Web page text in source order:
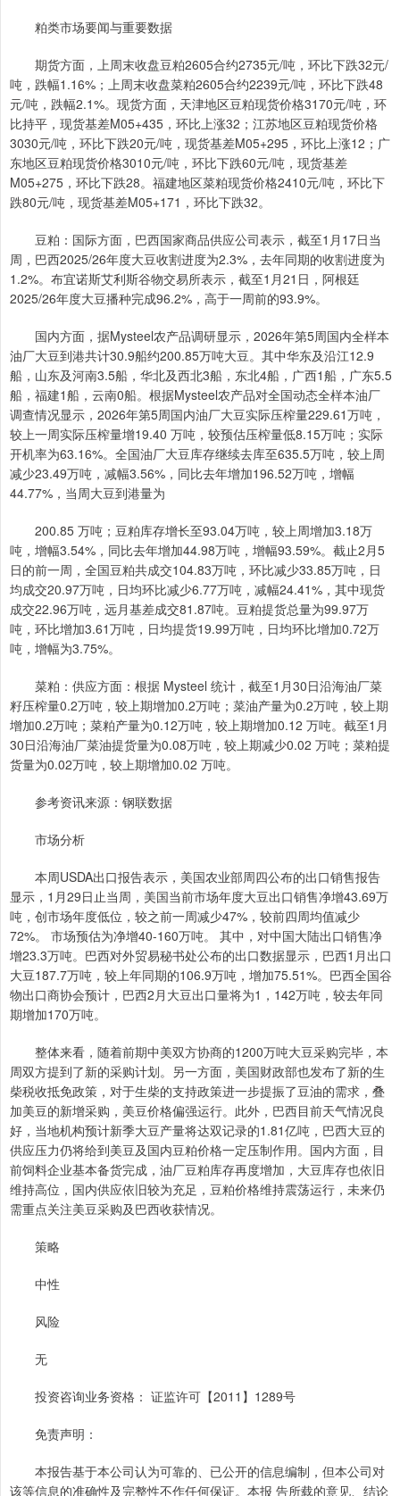
粕类市场要闻与重要数据
期货方面，上周末收盘豆粕2605合约2735元/吨，环比下跌32元/
吨，跌幅1.16%；上周末收盘菜粕2605合约2239元/吨，环比下跌48
元/吨，跌幅2.1%。现货方面，天津地区豆粕现货价格3170元/吨，环
比持平，现货基差M05+435，环比上涨32；江苏地区豆粕现货价格
3030元/吨，环比下跌20元/吨，现货基差M05+295，环比上涨12；广
东地区豆粕现货价格3010元/吨，环比下跌60元/吨，现货基差
M05+275，环比下跌28。福建地区菜粕现货价格2410元/吨，环比下
跌80元/吨，现货基差M05+171，环比下跌32。
豆粕：国际方面，巴西国家商品供应公司表示，截至1月17日当
周，巴西2025/26年度大豆收割进度为2.3%，去年同期的收割进度为
1.2%。布宜诺斯艾利斯谷物交易所表示，截至1月21日，阿根廷
2025/26年度大豆播种完成96.2%，高于一周前的93.9%。
国内方面，据Mysteel农产品调研显示，2026年第5周国内全样本
油厂大豆到港共计30.9船约200.85万吨大豆。其中华东及沿江12.9
船，山东及河南3.5船，华北及西北3船，东北4船，广西1船，广东5.5
船，福建1船，云南0船。根据Mysteel农产品对全国动态全样本油厂
调查情况显示，2026年第5周国内油厂大豆实际压榨量229.61万吨，
较上一周实际压榨量增19.40 万吨，较预估压榨量低8.15万吨；实际
开机率为63.16%。全国油厂大豆库存继续去库至635.5万吨，较上周
减少23.49万吨，减幅3.56%，同比去年增加196.52万吨，增幅
44.77%，当周大豆到港量为
200.85 万吨；豆粕库存增长至93.04万吨，较上周增加3.18万
吨，增幅3.54%，同比去年增加44.98万吨，增幅93.59%。截止2月5
日的前一周，全国豆粕共成交104.83万吨，环比减少33.85万吨，日
均成交20.97万吨，日均环比减少6.77万吨，减幅24.41%，其中现货
成交22.96万吨，远月基差成交81.87吨。豆粕提货总量为99.97万
吨，环比增加3.61万吨，日均提货19.99万吨，日均环比增加0.72万
吨，增幅为3.75%。
菜粕：供应方面：根据 Mysteel 统计，截至1月30日沿海油厂菜
籽压榨量0.2万吨，较上期增加0.2万吨；菜油产量为0.2万吨，较上期
增加0.2万吨；菜粕产量为0.12万吨，较上期增加0.12 万吨。截至1月
30日沿海油厂菜油提货量为0.08万吨，较上期减少0.02 万吨；菜粕提
货量为0.02万吨，较上期增加0.02 万吨。
参考资讯来源：钢联数据
市场分析
本周USDA出口报告表示，美国农业部周四公布的出口销售报告
显示，1月29日止当周，美国当前市场年度大豆出口销售净增43.69万
吨，创市场年度低位，较之前一周减少47%，较前四周均值减少
72%。 市场预估为净增40-160万吨。 其中，对中国大陆出口销售净
增23.3万吨。巴西对外贸易秘书处公布的出口数据显示，巴西1月出口
大豆187.7万吨，较上年同期的106.9万吨，增加75.51%。巴西全国谷
物出口商协会预计，巴西2月大豆出口量将为1，142万吨，较去年同
期增加170万吨。
整体来看，随着前期中美双方协商的1200万吨大豆采购完毕，本
周双方提到了新的采购计划。另一方面，美国财政部也发布了新的生
柴税收抵免政策，对于生柴的支持政策进一步提振了豆油的需求，叠
加美豆的新增采购，美豆价格偏强运行。此外，巴西目前天气情况良
好，当地机构预计新季大豆产量将达双记录的1.81亿吨，巴西大豆的
供应压力仍将给到美豆及国内豆粕价格一定压制作用。国内方面，目
前饲料企业基本备货完成，油厂豆粕库存再度增加，大豆库存也依旧
维持高位，国内供应依旧较为充足，豆粕价格维持震荡运行，未来仍
需重点关注美豆采购及巴西收获情况。
策略
中性
风险
无
投资咨询业务资格： 证监许可【2011】1289号
免责声明：
本报告基于本公司认为可靠的、已公开的信息编制，但本公司对
该等信息的准确性及完整性不作任何保证。本报 告所载的意见、结论